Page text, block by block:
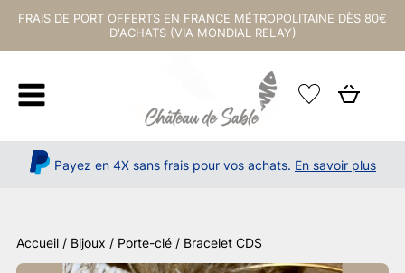
FRAIS DE PORT OFFERTS EN FRANCE MÉTROPOLITAINE DÈS 80€
D'ACHATS (VIA MONDIAL RELAY)
Payez en 4X sans frais pour vos achats. En savoir plus
Accueil / Bijoux / Porte-clé / Bracelet CDS